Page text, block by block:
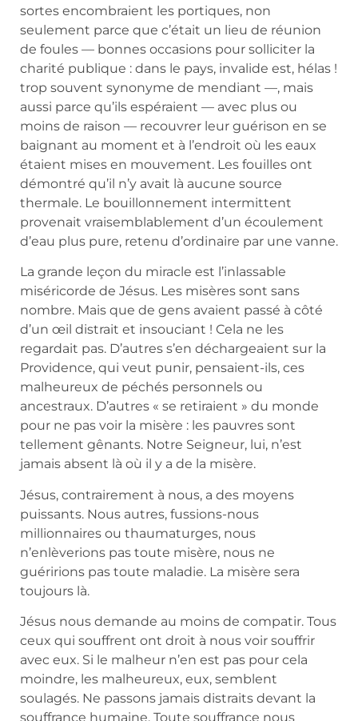
sortes encombraient les portiques, non
seulement parce que c’était un lieu de réunion
de foules — bonnes occasions pour solliciter la
charité publique : dans le pays, invalide est, hélas !
trop souvent synonyme de mendiant —, mais
aussi parce qu’ils espéraient — avec plus ou
moins de raison — recouvrer leur guérison en se
baignant au moment et à l’endroit où les eaux
étaient mises en mouvement. Les fouilles ont
démontré qu’il n’y avait là aucune source
thermale. Le bouillonnement intermittent
provenait vraisemblablement d’un écoulement
d’eau plus pure, retenu d’ordinaire par une vanne.
La grande leçon du miracle est l’inlassable
miséricorde de Jésus. Les misères sont sans
nombre. Mais que de gens avaient passé à côté
d’un œil distrait et insouciant ! Cela ne les
regardait pas. D’autres s’en déchargeaient sur la
Providence, qui veut punir, pensaient-ils, ces
malheureux de péchés personnels ou
ancestraux. D’autres « se retiraient » du monde
pour ne pas voir la misère : les pauvres sont
tellement gênants. Notre Seigneur, lui, n’est
jamais absent là où il y a de la misère.
Jésus, contrairement à nous, a des moyens
puissants. Nous autres, fussions-nous
millionnaires ou thaumaturges, nous
n’enlèverions pas toute misère, nous ne
guéririons pas toute maladie. La misère sera
toujours là.
Jésus nous demande au moins de compatir. Tous
ceux qui souffrent ont droit à nous voir souffrir
avec eux. Si le malheur n’en est pas pour cela
moindre, les malheureux, eux, semblent
soulagés. Ne passons jamais distraits devant la
souffrance humaine. Toute souffrance nous